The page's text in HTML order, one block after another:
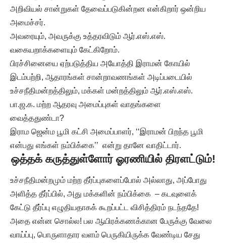
அறிவியல் சான்றுகள் தேவைப்படுகின்றன என்கிறார் ஒன்றிய
அமைச்சர்.
அவரையும், அவருக்கு உத்தரவிடும் ஆர்.எஸ்.எஸ்.
வகையறாக்களையும் கேட்கிறோம்.
பிரச்சினையை ஏற்படுத்திய அயோத்தி இராமன் கோயில்
இடம்பற்றி, ஆதாரங்கள் சான்றாவணங்கள் அடிப்படையில்
உச்சநீதிமன்றத்திலும், மக்கள் மன்றத்திலும் ஆர்.எஸ்.எஸ்.
பா.ஜ.க. மற்ற ஆதரவு அமைப்புகள் வாதங்களை
வைத்ததுண்டா?
இராம ஜென்ம பூமி கட்சி அமைப்பாளர், ‘‘இராமன் பிறந்த பூமி
என்பது எங்கள் நம்பிக்கை’’ என்று தானே வாதிட்டார்.
ஒத்தக் கருத்துள்ளோர் ஓரணியில் திரளட்டும்!
உச்சநீதிமன்றமும் மற்ற தீர்ப்புகளைப்போல் அல்லாது, அப்போது
அளித்த தீர்ப்பில், அது மக்களின் நம்பிக்கை – கடவுளைக்
கேட்டு தீர்ப்பு எழுதியதாகக் கூறப்பட்ட விசித்திரம் நடந்ததே!
அதை என்ன சொல்ல! பல ஆயிரக்கணக்கான பேருக்கு வேலை
வாய்ப்பு, பொருளாதார வளம் பெருகியிருக்க வேண்டிய சேது